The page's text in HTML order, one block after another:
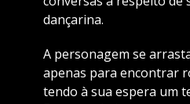
dançarina.
A personagem se
apenas para encontrar
tendo à sua espera um